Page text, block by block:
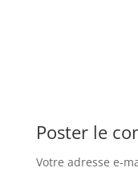
Poster le
Votre adresse e-